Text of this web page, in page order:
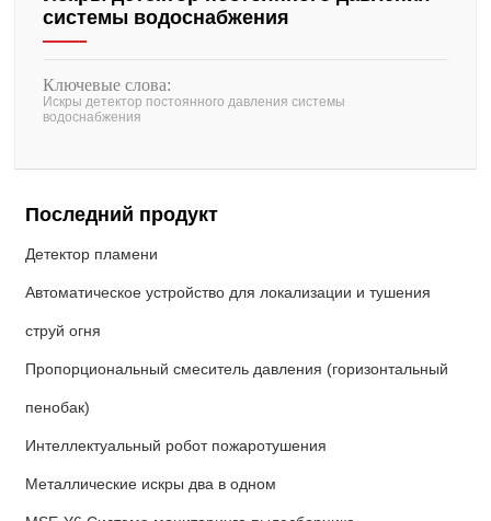
системы водоснабжения
Ключевые слова:
Искры детектор постоянного давления системы
водоснабжения
Последний продукт
Детектор пламени
Автоматическое устройство для локализации и тушения
струй огня
Пропорциональный смеситель давления (горизонтальный
пенобак)
Интеллектуальный робот пожаротушения
Металлические искры два в одном